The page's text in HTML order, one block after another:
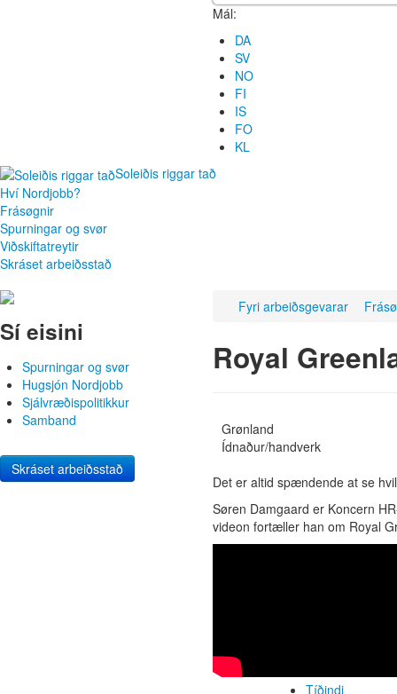
Mál:
DA
SV
NO
FI
IS
FO
KL
Soleiðis riggar tað
Hví Nordjobb?
Frásøgnir
Spurningar og svør
Viðskiftatreytir
Skráset arbeiðsstað
Sí eisini
Spurningar og svør
Hugsjón Nordjobb
Sjálvræðispolitikkur
Samband
Skráset arbeiðsstað
Fyri arbeiðsgevarar
Royal
Grønland
Ídnaður/handverk
Det er altid spændende at se
Søren Damgaard er Koncern
videon fortæller han om Royal
Tíðindi